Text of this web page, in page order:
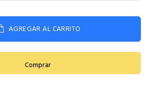
AGREGAR AL CARRITO
Comprar